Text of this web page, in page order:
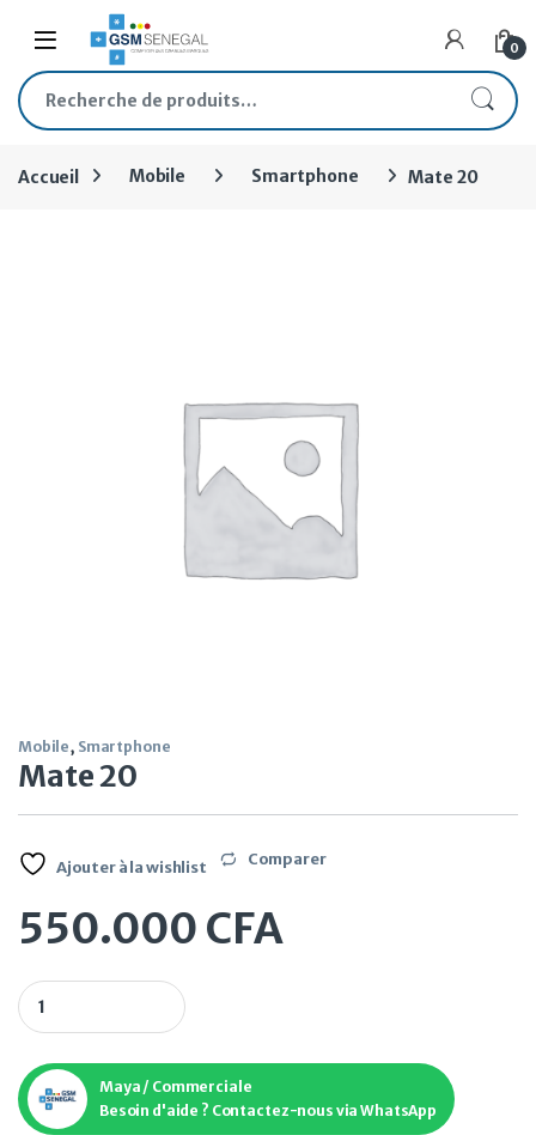
Skip to navigation
Skip to content
Open 0
Recherche pour :
Accueil Mobile Smartphone Mate 20
Mobile, Smartphone
Mate 20
Ajouter à la wishlist Comparer
550.000 CFA
Mate 20 quantity
Maya / Commerciale
Besoin d'aide ? Contactez-nous via WhatsApp